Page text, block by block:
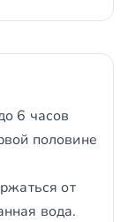
6 часов
половине
от
вода.